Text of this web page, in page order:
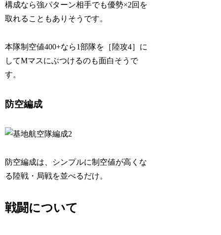
構成なら強パターン相手でも優勢×2回を
取れることもありそうです。
本隊制空値400+なら1部隊を［陸攻4］に
してMマスにぶつけるのも面白そうで
す。
防空編成
防空編成は、シンプルに制空値が高くな
る陸戦・局戦を並べるだけ。
戦闘について